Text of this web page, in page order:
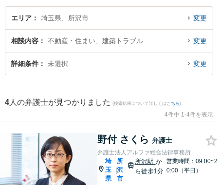
でき便利です。特に弁護士法人アルファ総合法律事務所の野付 さくら弁護士や
段貞行法律事務所の鶴羽 良弘弁護士、弁護士法人アルファ総合法律事務所の中
士に相談したい』『建築トラブルのトラブル解決の実績豊富な近くの弁護士を
検索したい』『初回相談無料で建築トラブルを法律相談できる所沢市内の弁護
士に相談予約したい』などでお困りの相談者さんにおすすめです。
エリア 埼玉県、所沢市 変更
相談内容 不動産・住まい、建築トラブル 変更
詳細条件 未選択 変更
4 人の弁護士が見つかりました (検索結果について詳しくは こちら)
4件中 1-4件を表示
野付 さくら 弁護士
弁護士法人アルファ総合法律事務所
埼
玉
県
|
所
沢
市
所沢駅 か
ら徒歩1分
営業時間：09:00~2
0:00（平日）